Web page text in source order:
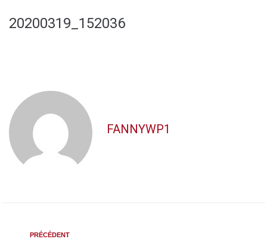
20200319_152036
FANNYWP1
PRÉCÉDENT